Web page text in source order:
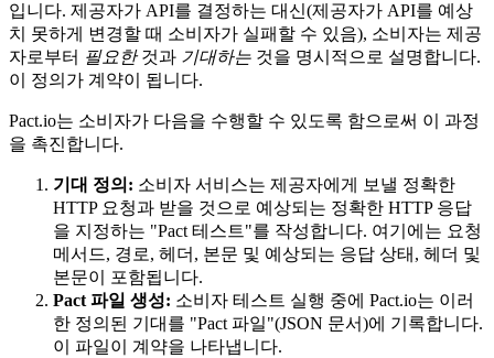
입니다. 제공자가 API를 결정하는 대신(제공자가 API를 예상
치 못하게 변경할 때 소비자가 실패할 수 있음), 소비자는 제공
자로부터 필요한것과 기대하는 것을 명시적으로 설명합니다.
이 정의가 계약이 됩니다.
Pact.io는 소비자가 다음을 수행할 수 있도록 함으로써 이 과정
을 촉진합니다.
기대 정의: 소비자 서비스는 제공자에게 보낼 정확한
HTTP 요청과 받을 것으로 예상되는 정확한 HTTP 응답
을 지정하는 "Pact 테스트"를 작성합니다. 여기에는 요청
메서드, 경로, 헤더, 본문 및 예상되는 응답 상태, 헤더 및
본문이 포함됩니다.
Pact 파일 생성: 소비자 테스트 실행 중에 Pact.io는 이러
한 정의된 기대를 "Pact 파일"(JSON 문서)에 기록합니다.
이 파일이 계약을 나타냅니다.